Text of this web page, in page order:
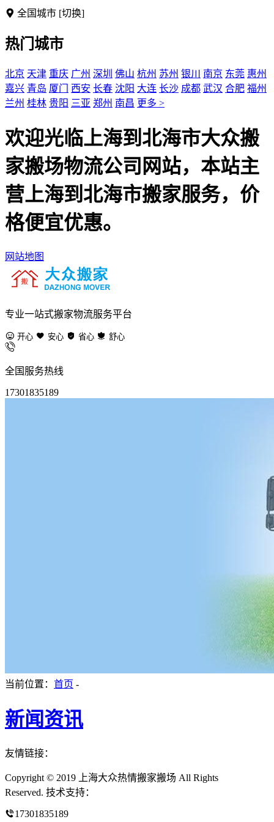
全国城市 [切换]
热门城市
北京 天津 重庆 广州 深圳 佛山 杭州 苏州 银川 南京 东莞 惠州
嘉兴 青岛 厦门 西安 长春 沈阳 大连 长沙 成都 武汉 合肥 福州
兰州 桂林 贵阳 三亚 郑州 南昌 更多 >
欢迎光临上海到北海市大众搬
家搬场物流公司网站，本站主
营上海到北海市搬家服务，价
格便宜优惠。
网站地图
专业一站式搬家物流服务平台
开心 安心 省心 舒心
全国服务热线
17301835189
当前位置： 首页 -
新闻资讯
友情链接：
Copyright © 2019 上海大众热情搬家搬场 All Rights
Reserved. 技术支持：
17301835189